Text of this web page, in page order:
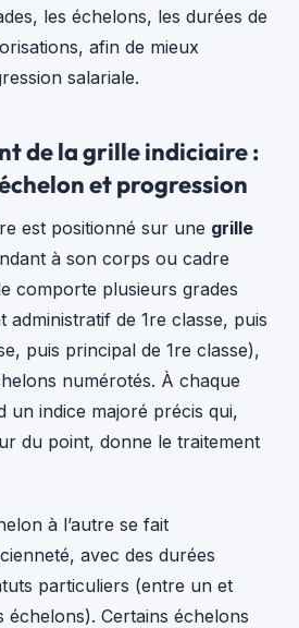
les échelons, les durées de
afin de mieux
salariale.
de la grille indiciaire :
et progression
est positionné sur une grille
à son corps ou cadre
comporte plusieurs grades
administratif de 1re classe, puis
puis principal de 1re classe),
numérotés. À chaque
un indice majoré précis qui,
du point, donne le traitement
à l’autre se fait
avec des durées
particuliers (entre un et
échelons). Certains échelons